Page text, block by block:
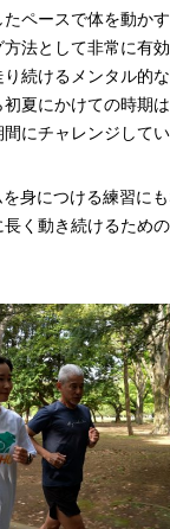
ペースで体を動か
法として非常に有
続けるメンタル的
夏にかけての時期
にチャレンジしてい
身につける練習に
く動き続けるため